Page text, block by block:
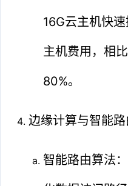
16G云主机快
主机费用，相
80%。
边缘计算与智能路
智能路由算法